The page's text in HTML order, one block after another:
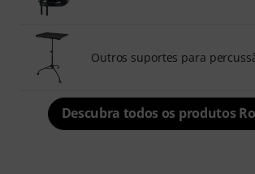
Outros suportes para
Descubra todos os produtos